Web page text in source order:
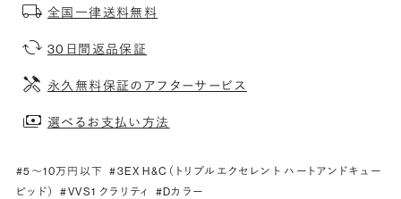
全国一律送料無料
30日間返品保証
永久無料保証のアフターサービス
選べるお支払い方法
#5〜10万円以下 #3EX H&C（トリプルエクセレント ハートアンドキュー
ピッド）
#VVS1 クラリティ #Dカラー